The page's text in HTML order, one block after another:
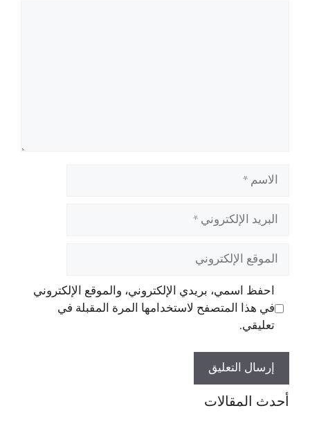
الاسم
البريد
الإلكتروني
الموقع
الإلكتروني
احفظ اسمي، بريدي الإلكتروني، والموقع الإلكتروني
في هذا المتصفح لاستخدامها المرة المقبلة في
تعليقي.
أحدث المقالات